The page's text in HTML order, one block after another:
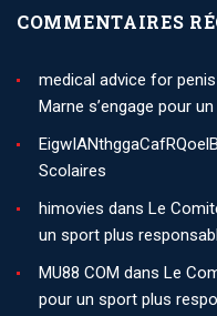
COMMENTAIRES
medical advice for
Marne s’engage pour
Scolaires
himovies dans Le
un sport plus
MU88 COM dans Le
pour un sport plus